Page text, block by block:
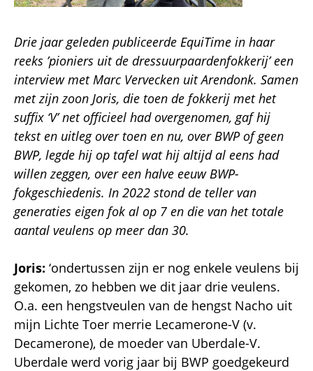
Drie jaar geleden publiceerde EquiTime in haar
reeks ’pioniers uit de dressuurpaardenfokkerij’ een
interview met Marc Vervecken uit Arendonk. Samen
met zijn zoon Joris, die toen de fokkerij met het
suffix ‘V’ net officieel had overgenomen, gaf hij
tekst en uitleg over toen en nu, over BWP of geen
BWP, legde hij op tafel wat hij altijd al eens had
willen zeggen, over een halve eeuw BWP-
fokgeschiedenis. In 2022 stond de teller van
generaties eigen fok al op 7 en die van het totale
aantal veulens op meer dan 30.
Joris: ‘ondertussen zijn er nog enkele veulens bij
gekomen, zo hebben we dit jaar drie veulens.
O.a. een hengstveulen van de hengst Nacho uit
mijn Lichte Toer merrie Lecamerone-V (v.
Decamerone), de moeder van Uberdale-V.
Uberdale werd vorig jaar bij BWP goedgekeurd